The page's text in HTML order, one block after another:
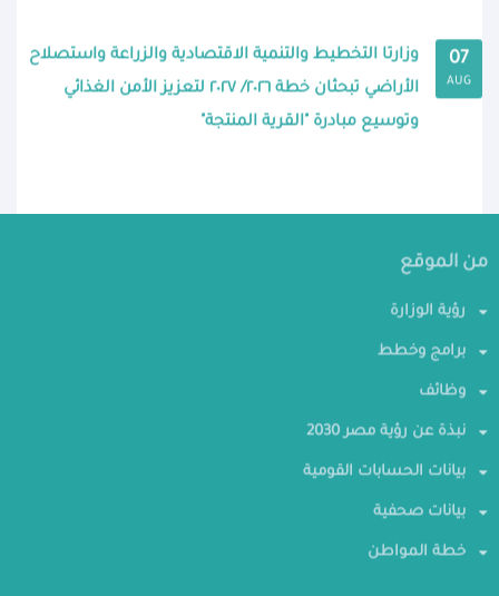
07
AUG
وزارتا التخطيط والتنمية الاقتصادية والزراعة واستصلاح
الأراضي تبحثان خطة ٢٠٢٦/ ٢٠٢٧ لتعزيز الأمن الغذائي
وتوسيع مبادرة "القرية المنتجة"
من الموقع
رؤية الوزارة
برامج وخطط
وظائف
نبذة عن رؤية مصر 2030
بيانات الحسابات القومية
بيانات صحفية
خطة المواطن